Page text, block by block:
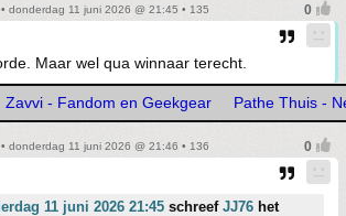
• donderdag 11 juni 2026 @ 21:45 • 135
Maar wel qua winnaar terecht.
Zavvi - Fandom en Geekgear Pathe Thuis -
• donderdag 11 juni 2026 @ 21:46 • 136
11 juni 2026 21:45 schreef JJ76 het